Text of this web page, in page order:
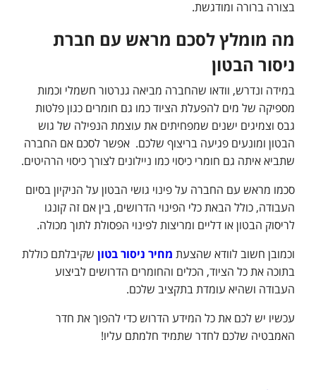
בצורה ברורה ומודגשת.
מה מומלץ לסכם מראש עם חברת
ניסור הבטון
במידה ונדרש, וודאו שהחברה מביאה גנרטור חשמלי וכמות
מספיקה של מים להפעלת הציוד כמו גם חומרים כגון פלטות
גבס וצמיגים ישנים שמפחיתים את עוצמת הנפילה של גוש
הבטון ומונעים פגיעה בריצוף שלכם. אפשר לסכם אם החברה
שתביא איתה גם חומרי כיסוי כמו ניילונים לצורך כיסוי הרהיטים.
סכמו מראש עם החברה על פינוי גושי הבטון על הניקיון בסיום
העבודה, כולל הבאת כלי הפינוי הדרושים, בין אם זה קונגו
לריסוק הבטון או דליים ומריצות לפינוי הפסולת לתוך מכולה.
וכמובן חשוב לוודא שהצעת מחיר ניסור בטון שקיבלתם כוללת
בתוכה את כל הציוד, הכלים והחומרים הדרושים לביצוע
העבודה ושהיא עומדת בתקציב שלכם.
עכשיו יש לכם את כל המידע הדרוש כדי להפוך את חדר
האמבטיה שלכם לחדר שתמיד חלמתם עליו!